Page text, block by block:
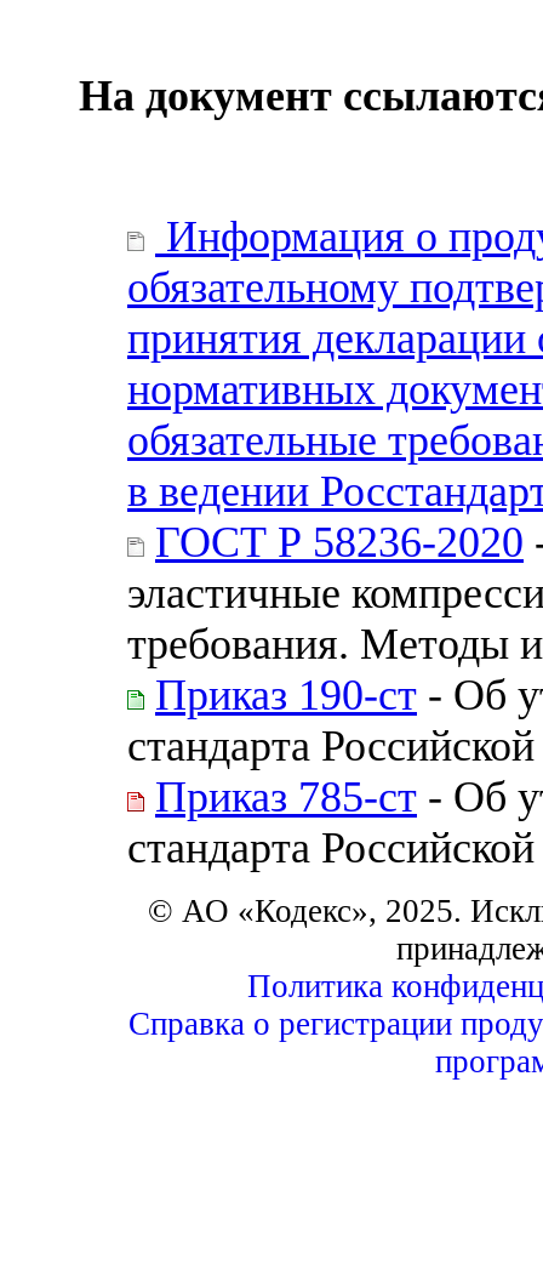
На документ
Информация о
обязательному
принятия декларации
нормативных
обязательные
в ведении
ГОСТ Р 58236-2020
эластичные
требования. Методы
Приказ 190-ст - Об
стандарта
Приказ 785-ст - Об
стандарта
© АО «Кодекс», 2025.
Политика
Справка о регистрации